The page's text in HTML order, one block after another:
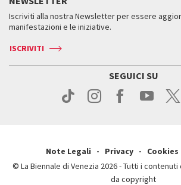
Come raggiungerci
Come raggiungerci
Contatti
Press
Orari e sedi
Biglietti
Servizi al pubblico
Come raggiungerci
Contatti
Orari e sedi
Iscriviti alla nostra Newsletter per essere
manifestazioni e le iniziative.
ISCRIVITI
SEGUICI SU
Note Legali Privacy Cookies
© La Biennale di Venezia 2026 - Tutti i
da copyright